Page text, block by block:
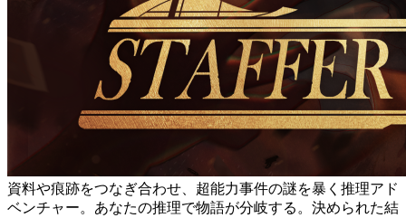
資料や痕跡をつなぎ合わせ、超能力事件の謎を暴く推理アド
ベンチャー。あなたの推理で物語が分岐する。決められた結